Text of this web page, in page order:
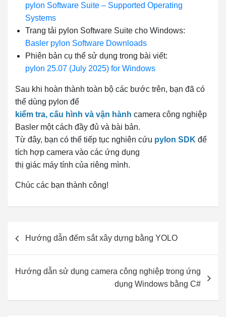
pylon Software Suite – Supported Operating
Systems
Trang tải pylon Software Suite cho Windows:
Basler pylon Software Downloads
Phiên bản cụ thể sử dụng trong bài viết:
pylon 25.07 (July 2025) for Windows
Sau khi hoàn thành toàn bộ các bước trên, bạn đã có
thể dùng pylon để
kiểm tra, cấu hình và vận hành camera công nghiệp
Basler một cách đầy đủ và bài bản.
Từ đây, bạn có thể tiếp tục nghiên cứu pylon SDK để
tích hợp camera vào các ứng dụng
thị giác máy tính của riêng mình.
Chúc các bạn thành công!
navigation
Hướng dẫn đếm sắt xây dựng bằng YOLO
Hướng dẫn sử dụng camera công nghiệp trong ứng
dụng Windows bằng C#